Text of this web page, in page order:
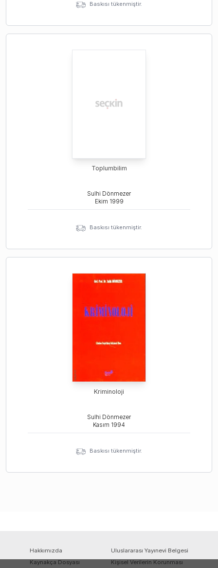
Baskısı tükenmiştir.
Toplumbilim
Sulhi Dönmezer
Ekim 1999
Baskısı tükenmiştir.
Kriminoloji
Sulhi Dönmezer
Kasım 1994
Baskısı tükenmiştir.
Hakkımızda
Uluslararası Yayınevi Belgesi
Kaynakça Dosyası
Kişisel Verilerin Korunması